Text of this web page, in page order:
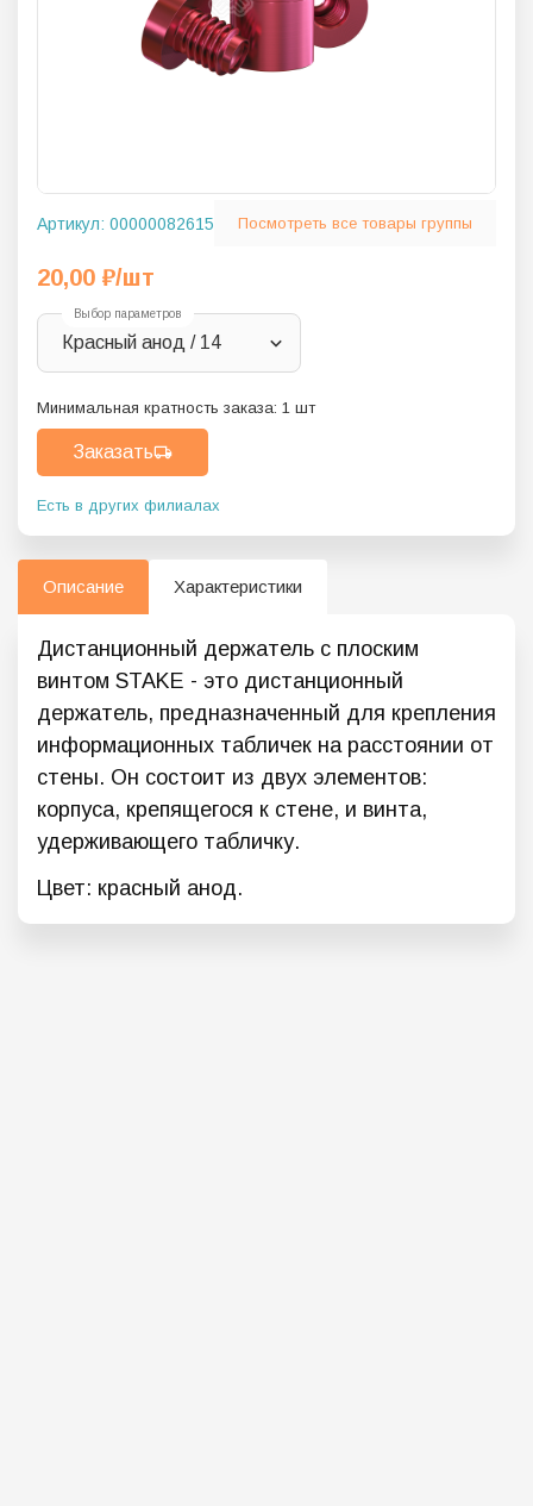
Артикул: 00000082615 Посмотреть все товары группы
20,00 ₽/шт
Выбор параметров
Красный анод / 14
Минимальная кратность заказа: 1 шт
Заказать
Есть в других филиалах
Описание Характеристики
Дистанционный держатель с плоским
винтом STAKE - это дистанционный
держатель, предназначенный для крепления
информационных табличек на расстоянии от
стены. Он состоит из двух элементов:
корпуса, крепящегося к стене, и винта,
удерживающего табличку.
Цвет: красный анод.